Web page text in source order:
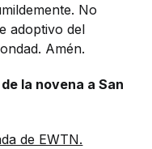
No
adoptivo del
Amén.
la novena a San
de EWTN.